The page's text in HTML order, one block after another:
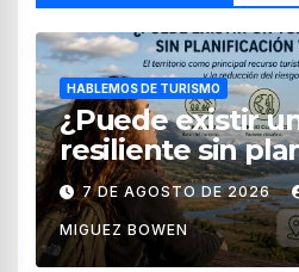
HABLEMOS DE TURISMO
¿Puede existir
resiliente sin
territorial?
7 DE AGOSTO DE 2026
MIGUEZ BOWEN